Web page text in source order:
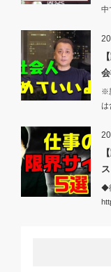
中
※
は
◆